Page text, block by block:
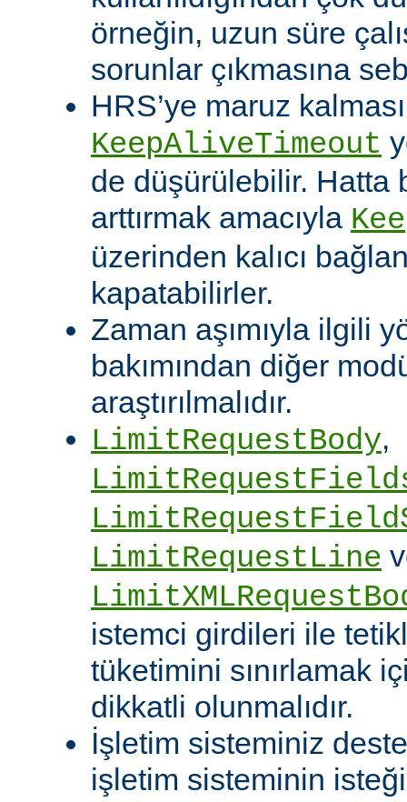
örneğin, uzun süre
sorunlar çıkmasına
HRS’ye maruz
KeepAliveTimeout
de düşürülebilir. Hatta
arttırmak amacıyla
üzerinden kalıcı
kapatabilirler.
Zaman aşımıyla ilgili
bakımından diğer
araştırılmalıdır.
LimitRequestBody,
LimitRequestLine
istemci girdileri ile
tüketimini sınırlamak
dikkatli olunmalıdır.
İşletim sisteminiz
işletim sisteminin isteği